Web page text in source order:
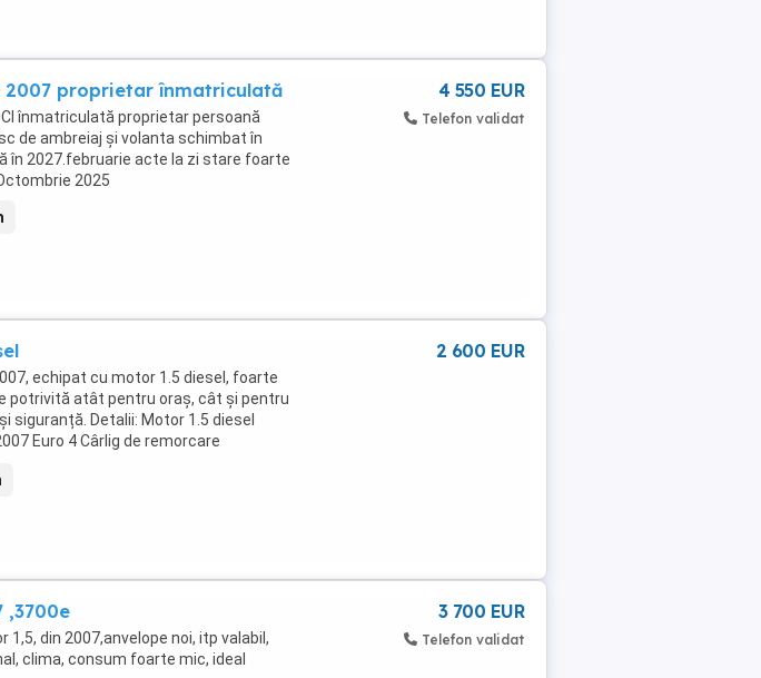
2007 proprietar înmatriculată
înmatriculată proprietar persoană
de ambreiaj și volanta schimbat în
în 2027.februarie acte la zi stare foarte
2025
4 550 EUR
Telefon validat
echipat cu motor 1.5 diesel, foarte
potrivită atât pentru oraș, cât și pentru
siguranță. Detalii: Motor 1.5 diesel
Euro 4 Cârlig de remorcare
2 600 EUR
,3700e
din 2007,anvelope noi, itp valabil,
clima, consum foarte mic, ideal
3 700 EUR
Telefon validat